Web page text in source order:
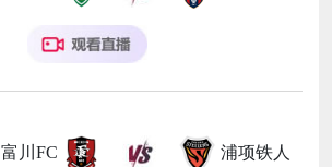
富川FC 浦项铁人